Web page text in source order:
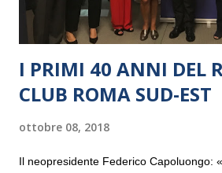
I PRIMI 40 ANNI DEL
CLUB ROMA SUD-EST
ottobre 08, 2018
Il neopresidente Federico Capoluongo: